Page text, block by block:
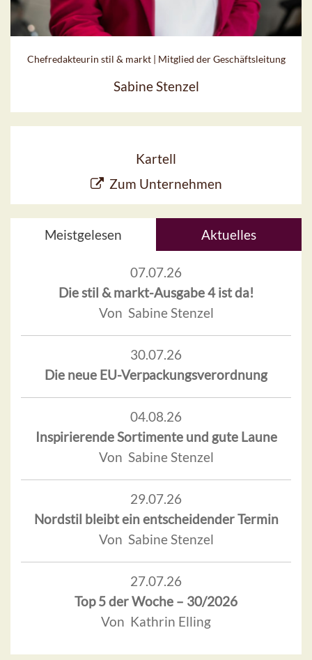
Chefredakteurin stil & markt | Mitglied der Geschäftsleitung
Sabine Stenzel
Kartell
Zum Unternehmen
Meistgelesen Aktuelles
07.07.26
Die stil & markt-Ausgabe 4 ist da!
Von Sabine Stenzel
30.07.26
Die neue EU-Verpackungsverordnung
04.08.26
Inspirierende Sortimente und gute Laune
Von Sabine Stenzel
29.07.26
Nordstil bleibt ein entscheidender Termin
Von Sabine Stenzel
27.07.26
Top 5 der Woche – 30/2026
Von Kathrin Elling